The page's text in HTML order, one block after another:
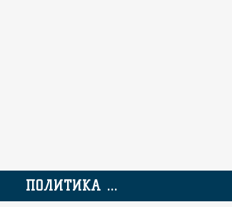
ПОЛИТИКА ...